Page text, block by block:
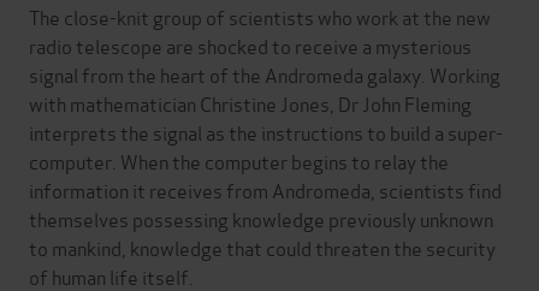
The close-knit group of scientists who work at the new
radio telescope are shocked to receive a mysterious
signal from the heart of the Andromeda galaxy. Working
with mathematician Christine Jones, Dr John Fleming
interprets the signal as the instructions to build a super-
computer. When the computer begins to relay the
information it receives from Andromeda, scientists find
themselves possessing knowledge previously unknown
to mankind, knowledge that could threaten the security
of human life itself.